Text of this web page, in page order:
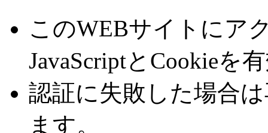
このWEBサイトにア
JavaScriptとCookieを
認証に失敗した場合
ます。